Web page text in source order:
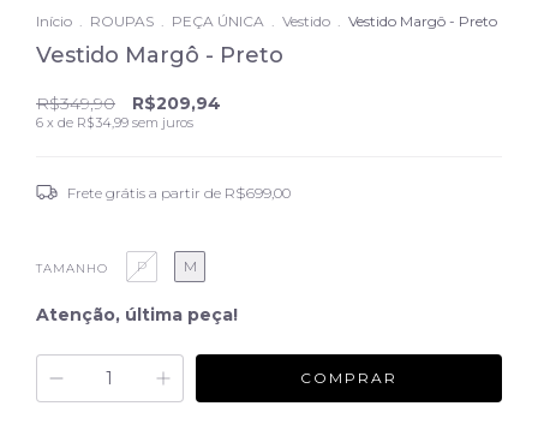
Início . ROUPAS . PEÇA ÚNICA . Vestido . Vestido Margô - Preto
Vestido Margô - Preto
R$349,90 R$209,94
6 x de R$34,99 sem juros
Frete grátis a partir de R$699,00
TAMANHO P M
Atenção, última peça!